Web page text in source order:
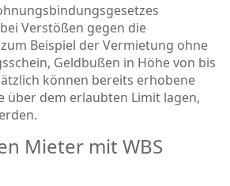
Verstößen gegen die
Beispiel der Vermietung ohne
Geldbußen in Höhe von bis
können bereits erhobene
über dem erlaubten Limit lagen,
Mieter mit WBS